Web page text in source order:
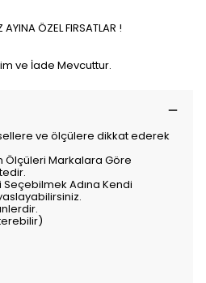
AYINA ÖZEL FIRSATLAR !
ve İade Mevcuttur.
ve ölçülere dikkat ederek
Ölçüleri Markalara Göre
Adına Kendi